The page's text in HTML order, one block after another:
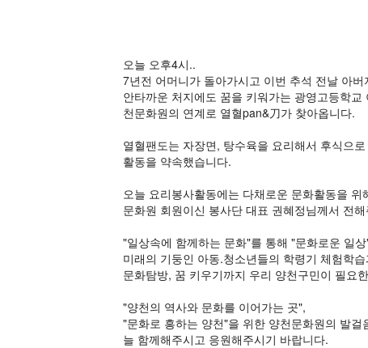
오늘 오후4시..
7년전 어머니가 돌아가시고 이번 추석 전날 아
안타까운 처지에도 꿈을 키워가는 광영고등학
천문화원의 연계로 열혈pan&刀가 찾아옵니다.
열혈팬도는 자장면, 탕수육을 요리해서 후식으
활동을 약속했습니다.
오늘 요리봉사활동에는 다채로운 문화활동을
문화원 회원이신 봉사단 대표 권혜정님께서 전
"일상속에 함께하는 문화"를 통해 "문화로운 일
미래의 기둥인 아동.청소년들의 학령기 체험학
문화탐방, 꿈 키우기까지 우리 양천구민이 필요
"양천의 역사와 문화를 이어가는 곳",
"문화로 흥하는 양천"을 위한 양천문화원의 발걸
늘 함께해주시고 응원해주시기 바랍니다.